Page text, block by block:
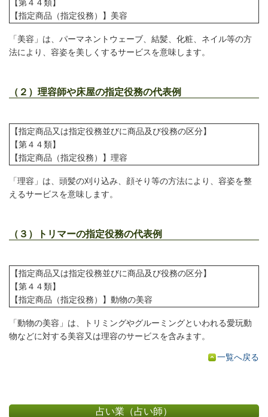
【第４４類】
【指定商品（指定役務）】美容
「美容」は、パーマネントウェーブ、結髪、化粧、ネイル等の方
法により、容姿を美しくするサービスを意味します。
（２）理容師や床屋の指定役務の代表例
【指定商品又は指定役務並びに商品及び役務の区分】
【第４４類】
【指定商品（指定役務）】理容
「理容」は、頭髪の刈り込み、顔そり等の方法により、容姿を整
えるサービスを意味します。
（３）トリマーの指定役務の代表例
【指定商品又は指定役務並びに商品及び役務の区分】
【第４４類】
【指定商品（指定役務）】動物の美容
「動物の美容」は、トリミングやグルーミングといわれる愛玩動
物などに対する美容又は理容のサービスを含みます。
一覧へ戻る
占い業（占い師）